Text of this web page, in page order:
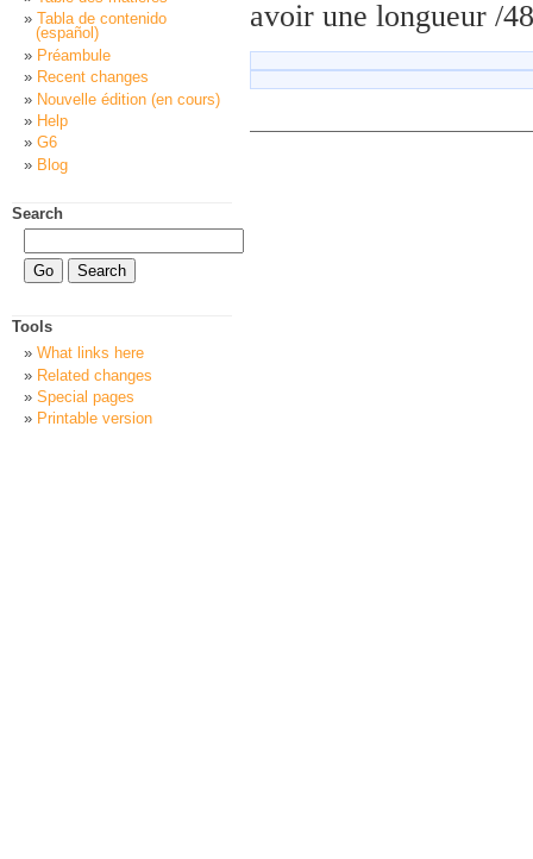
avoir une longueur /
Tabla de contenido
(español)
Préambule
Recent changes
Nouvelle édition (en cours)
Help
G6
Blog
Search
Tools
What links here
Related changes
Special pages
Printable version